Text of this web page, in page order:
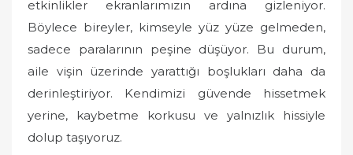
etkinlikler ekranlarımızın ardına gizleniyor.
Böylece bireyler, kimseyle yüz yüze gelmeden,
sadece paralarının peşine düşüyor. Bu durum,
aile vişin üzerinde yarattığı boşlukları daha da
derinleştiriyor. Kendimizi güvende hissetmek
yerine, kaybetme korkusu ve yalnızlık hissiyle
dolup taşıyoruz.